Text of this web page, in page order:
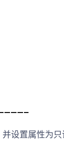
设置属性为只